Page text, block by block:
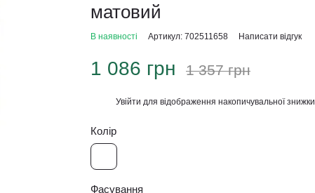
матовий
В наявності Артикул: 702511658 Написати відгук
1 086 грн 1 357 грн
Увійти для відображення накопичувальної знижки
Колір
Фасування